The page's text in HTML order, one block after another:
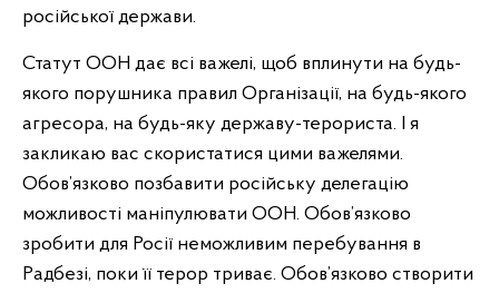
російської держави.
Статут ООН дає всі важелі, щоб вплинути на будь-
якого порушника правил Організації, на будь-якого
агресора, на будь-яку державу-терориста. І я
закликаю вас скористатися цими важелями.
Обов’язково позбавити російську делегацію
можливості маніпулювати ООН. Обов’язково
зробити для Росії неможливим перебування в
Радбезі, поки її терор триває. Обов’язково створити